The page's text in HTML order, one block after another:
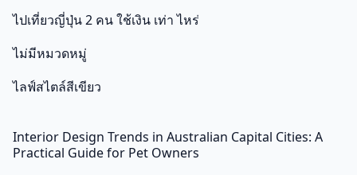
ไปเที่ยวญี่ปุ่น 2 คน ใช้เงิน เท่า ไหร่
ไม่มีหมวดหมู่
ไลฟ์สไตล์สีเขียว
Interior Design Trends in Australian Capital Cities: A
Practical Guide for Pet Owners